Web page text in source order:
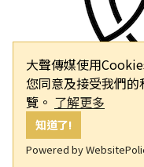
大聲傳媒使用
您同意及接受我們
覽。 了解更多
知道了!
Powered by